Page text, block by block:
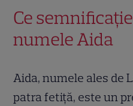
Ce
numele Aida
Aida, numele ales de
patra fetiță, este un